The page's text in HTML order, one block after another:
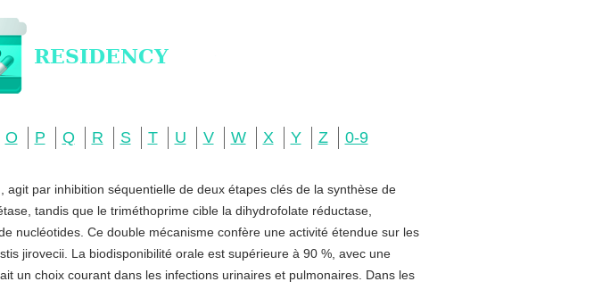
O P Q R S T U V W X Y Z 0-9
par inhibition séquentielle de deux étapes clés de la synthèse de
tandis que le triméthoprime cible la dihydrofolate réductase,
nucléotides. Ce double mécanisme confère une activité étendue sur les
jirovecii. La biodisponibilité orale est supérieure à 90 %, avec une
un choix courant dans les infections urinaires et pulmonaires. Dans les